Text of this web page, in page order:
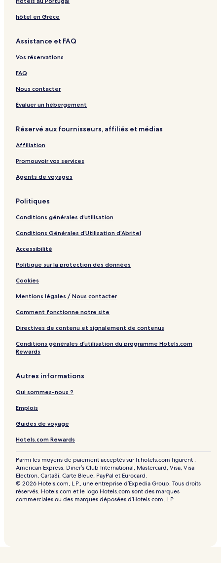
t
e
r
i
n
d
s
a
u
r
a
t
la
r
s
e
B
c
o
d
e
a
n
g
s
-
G
u
e
t
u
e
u
t
u
e
H
e
hôtel en Grèce
Assistance et FAQ
Vos réservations
FAQ
Nous contacter
Évaluer un hébergement
Réservé aux fournisseurs, affiliés et médias
Affiliation
Promouvoir vos services
Agents de voyages
Politiques
Conditions générales d’utilisation
Conditions Générales d’Utilisation d’Abritel
Accessibilité
Politique sur la protection des données
Cookies
Mentions légales / Nous contacter
Comment fonctionne notre site
Directives de contenu et signalement de contenus
Conditions générales d’utilisation du programme Hotels.com
Rewards
Autres informations
Qui sommes-nous ?
Emplois
Guides de voyage
Hotels.com Rewards
Parmi les moyens de paiement acceptés sur fr.hotels.com figurent :
American Express, Diner’s Club International, Mastercard, Visa, Visa
Electron, CartaSi, Carte Bleue, PayPal et Eurocard.
© 2026 Hotels.com, L.P., une entreprise d’Expedia Group. Tous droits
réservés. Hotels.com et le logo Hotels.com sont des marques
commerciales ou des marques déposées d’Hotels.com, L.P.